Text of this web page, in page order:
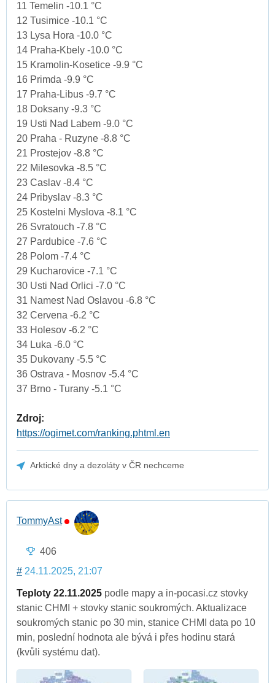
11 Temelin -10.1 °C
12 Tusimice -10.1 °C
13 Lysa Hora -10.0 °C
14 Praha-Kbely -10.0 °C
15 Kramolin-Kosetice -9.9 °C
16 Primda -9.9 °C
17 Praha-Libus -9.7 °C
18 Doksany -9.3 °C
19 Usti Nad Labem -9.0 °C
20 Praha - Ruzyne -8.8 °C
21 Prostejov -8.8 °C
22 Milesovka -8.5 °C
23 Caslav -8.4 °C
24 Pribyslav -8.3 °C
25 Kostelni Myslova -8.1 °C
26 Svratouch -7.8 °C
27 Pardubice -7.6 °C
28 Polom -7.4 °C
29 Kucharovice -7.1 °C
30 Usti Nad Orlici -7.0 °C
31 Namest Nad Oslavou -6.8 °C
32 Cervena -6.2 °C
33 Holesov -6.2 °C
34 Luka -6.0 °C
35 Dukovany -5.5 °C
36 Ostrava - Mosnov -5.4 °C
37 Brno - Turany -5.1 °C
Zdroj:
https://ogimet.com/ranking.phtml.en
Arktické dny a dezoláty v ČR nechceme
TommyAst
406
# 24.11.2025, 21:07
Teploty 22.11.2025 podle mapy a in-pocasi.cz stovky
stanic CHMI + stovky stanic soukromých. Aktualizace
soukromých stanic po 30 min, stanice CHMI data po 10
min, poslední hodnota ale bývá i přes hodinu stará
(kvůli systému dat).